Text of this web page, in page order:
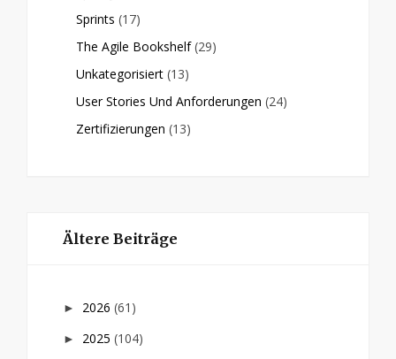
Sprints (17)
The Agile Bookshelf (29)
Unkategorisiert (13)
User Stories Und Anforderungen (24)
Zertifizierungen (13)
Ältere Beiträge
► 2026 (61)
► 2025 (104)